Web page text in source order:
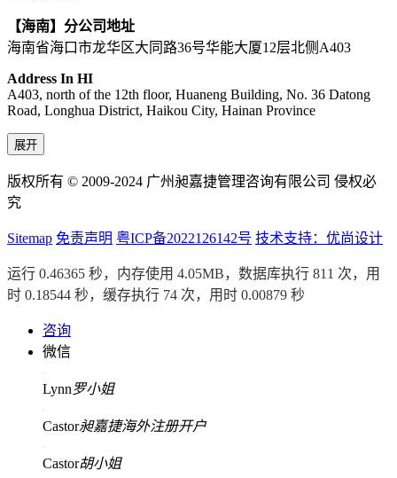
【海南】分公司地址
海南省海口市龙华区大同路36号华能大厦12层北侧A403
Address In HI
A403, north of the 12th floor, Huaneng Building, No. 36 Datong
Road, Longhua District, Haikou City, Hainan Province
展开
版权所有 © 2009-2024 广州昶嘉捷管理咨询有限公司 侵权必
究
Sitemap 免责声明 粤ICP备2022126142号 技术支持：优尚设计
运行 0.46365 秒，内存使用 4.05MB，数据库执行 811 次，用
时 0.18544 秒，缓存执行 74 次，用时 0.00879 秒
咨询
微信
Lynn罗小姐
Castor昶嘉捷海外注册开户
Castor胡小姐